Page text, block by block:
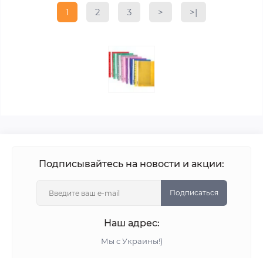
1 2 3 > >|
Подписывайтесь на новости и акции:
Подписаться
Наш адрес:
Мы с Украины!)